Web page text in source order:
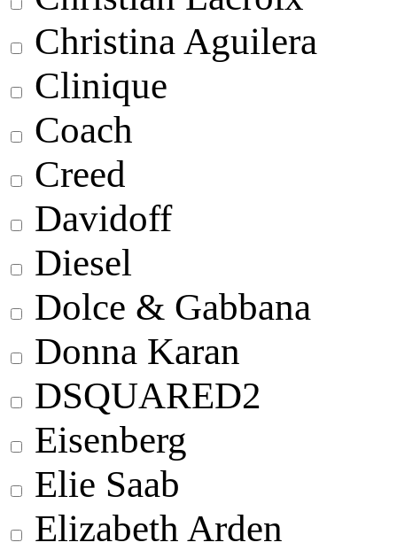
Christina Aguilera
Clinique
Coach
Creed
Davidoff
Diesel
Dolce & Gabbana
Donna Karan
DSQUARED2
Eisenberg
Elie Saab
Elizabeth Arden